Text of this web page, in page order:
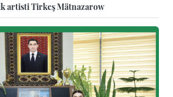
artisti Tirkeş Mätnazarow